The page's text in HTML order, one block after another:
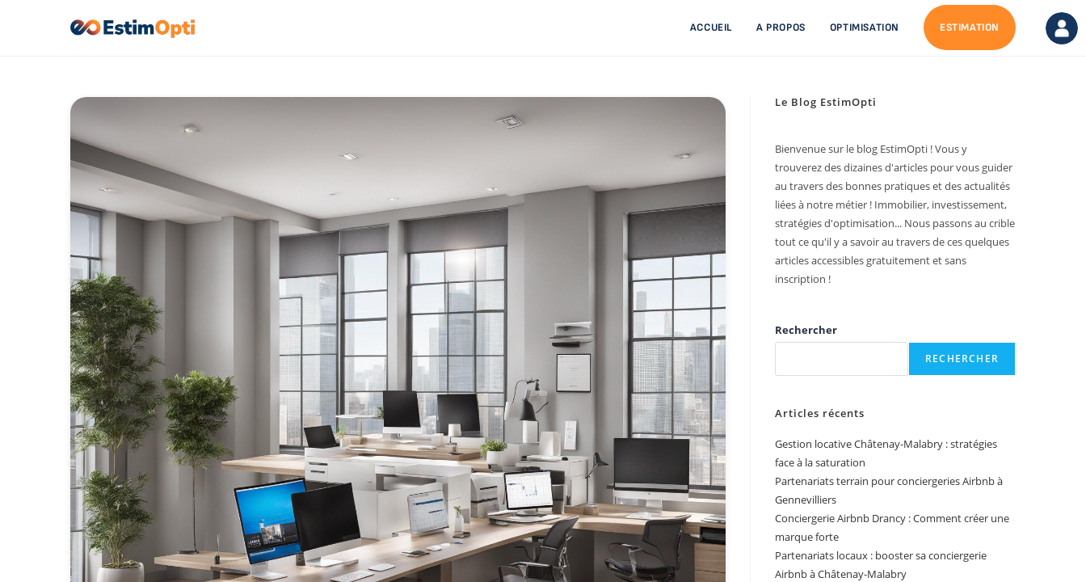
ACCUEIL A PROPOS OPTIMISATION ESTIMATION
Le Blog EstimOpti
Bienvenue sur le blog EstimOpti ! Vous y
trouverez des dizaines d'articles pour vous guider
au travers des bonnes pratiques et des actualités
liées à notre métier ! Immobilier, investissement,
stratégies d'optimisation... Nous passons au crible
tout ce qu'il y a savoir au travers de ces quelques
articles accessibles gratuitement et sans
inscription !
Rechercher
RECHERCHER
Articles récents
Gestion locative Châtenay-Malabry : stratégies
face à la saturation
Partenariats terrain pour conciergeries Airbnb à
Gennevilliers
Conciergerie Airbnb Drancy : Comment créer une
marque forte
Partenariats locaux : booster sa conciergerie
Airbnb à Châtenay-Malabry